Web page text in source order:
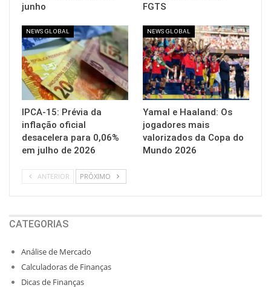
junho
FGTS
NEWS GLOBAL
IPCA-15: Prévia da
inflação oficial
desacelera para 0,06%
em julho de 2026
NEWS GLOBAL
Yamal e Haaland: Os
jogadores mais
valorizados da Copa do
Mundo 2026
ANTERIOR PRÓXIMO
CATEGORIAS
Análise de Mercado
Calculadoras de Finanças
Dicas de Finanças